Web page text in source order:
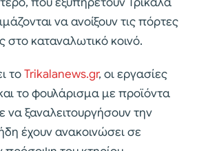
να ανοίξουν τις πόρτες
στο καταναλωτικό κοινό.
τοTrikalanews.gr, oι εργασίες
το φουλάρισμα με προϊόντα
να ξαναλειτουργήσουν την
έχουν ανακοινώσει σε